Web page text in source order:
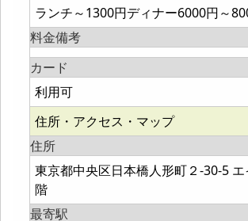
ランチ～1300円ディナー6000円～
料金備考
カード
利用可
住所・アクセス・マップ
住所
東京都中央区日本橋人形町２-30-5 エ
階
最寄駅